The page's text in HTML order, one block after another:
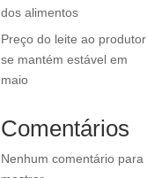
dos alimentos
Preço do leite ao produtor
se mantém estável em
maio
Comentários
Nenhum comentário para